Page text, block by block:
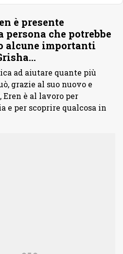
è presente
persona che potrebbe
alcune importanti
ad aiutare quante più
grazie al suo nuovo e
è al lavoro per
e per scoprire qualcosa in